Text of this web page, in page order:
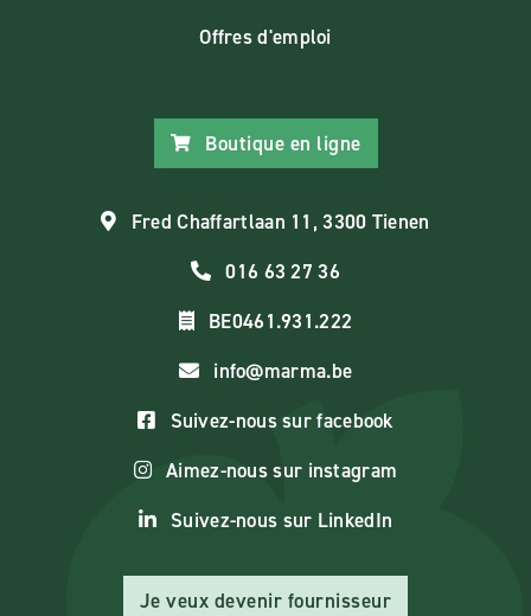
Offres d'emploi
Boutique en ligne
Fred Chaffartlaan 11, 3300 Tienen
016 63 27 36
BE0461.931.222
info@marma.be
Suivez-nous sur facebook
Aimez-nous sur instagram
Suivez-nous sur LinkedIn
Je veux devenir fournisseur